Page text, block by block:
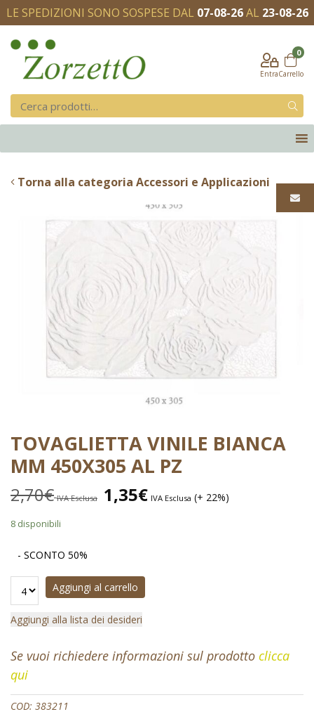
LE SPEDIZIONI SONO SOSPESE DAL 07-08-26AL 23-08-26
Entra
0
Carrello
Torna alla categoria Accessori e Applicazioni
TOVAGLIETTA VINILE BIANCA
MM 450X305 AL PZ
2,70€ IVA Esclusa 1,35€ IVA Esclusa (+ 22%)
8 disponibili
- SCONTO 50%
Aggiungi al carrello
Aggiungi alla lista dei desideri
Se vuoi richiedere informazioni sul prodotto clicca
qui
COD: 383211